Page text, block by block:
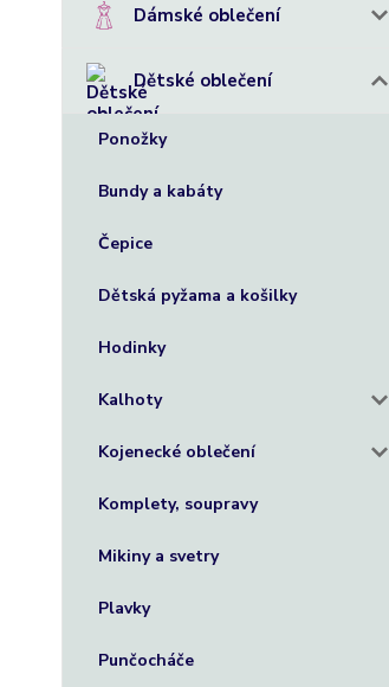
Dámské oblečení
Dětské oblečení
Ponožky
Bundy a kabáty
Čepice
Dětská pyžama a košilky
Hodinky
Kalhoty
Kojenecké oblečení
Komplety, soupravy
Mikiny a svetry
Plavky
Punčocháče